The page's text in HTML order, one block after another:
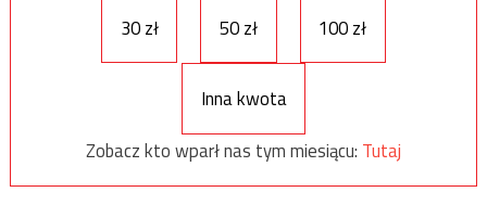
30 zł 50 zł 100 zł
Inna kwota
Zobacz kto wparł nas tym miesiącu: Tutaj